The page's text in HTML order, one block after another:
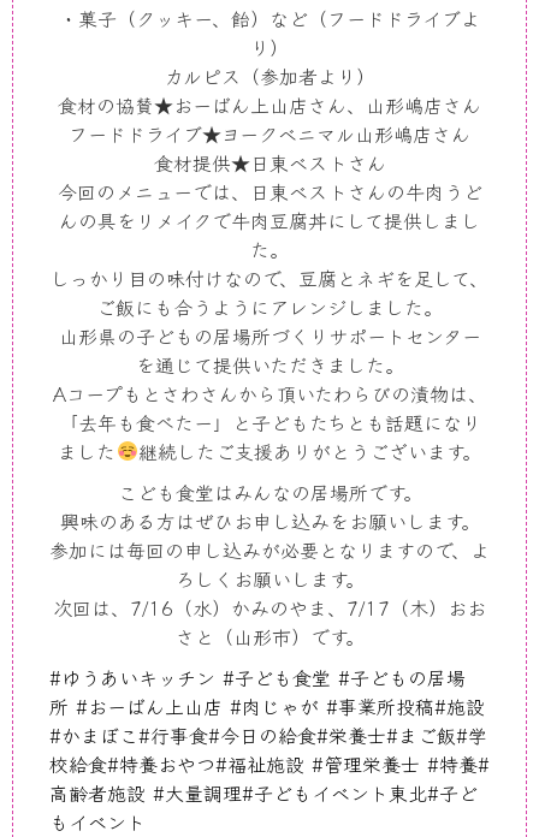
・菓子（クッキー、飴）など（フードドライブよ
り）
カルピス（参加者より）
食材の協賛★おーばん上山店さん、山形嶋店さん
フードドライブ★ヨークベニマル山形嶋店さん
食材提供★日東ベストさん
今回のメニューでは、日東ベストさんの牛肉うど
んの具をリメイクで牛肉豆腐丼にして提供しまし
た。
しっかり目の味付けなので、豆腐とネギを足して、
ご飯にも合うようにアレンジしました。
山形県の子どもの居場所づくりサポートセンター
を通じて提供いただきました。
Aコープもとさわさんから頂いたわらびの漬物は、
「去年も食べたー」と子どもたちとも話題になり
ました
継続したご支援ありがとうございます。
こども食堂はみんなの居場所です。
興味のある方はぜひお申し込みをお願いします。
参加には毎回の申し込みが必要となりますので、よ
ろしくお願いします。
次回は、 7/16 （水）かみのやま、 7/17 （木）おお
さと（山形市）です。
#ゆうあいキッチン #子ども食堂 #子どもの居場
所 #おーばん上山店 #肉じゃが #事業所投稿#施設
#かまぼこ#行事食#今日の給食#栄養士#まご飯#学
校給食#特養おやつ#福祉施設 #管理栄養士 #特養#
高齢者施設 #大量調理#子どもイベント東北#子ど
もイベント